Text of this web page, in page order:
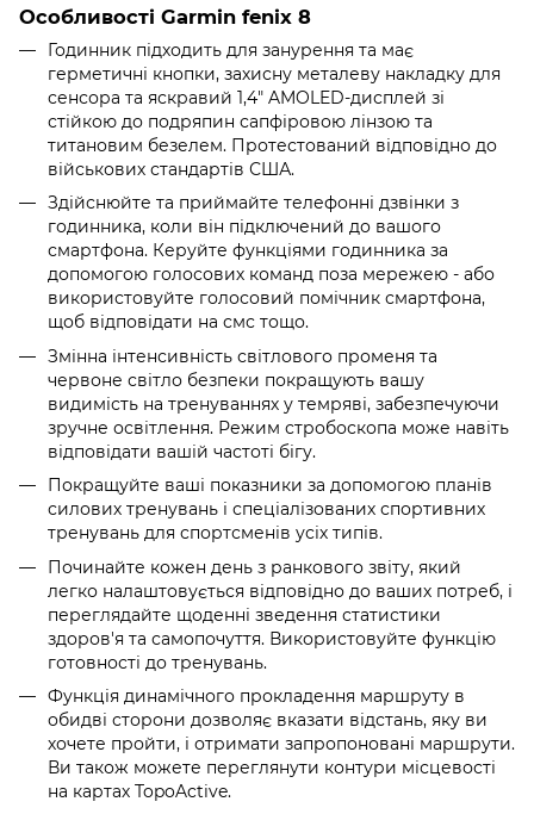
Особливості Garmin fenix 8
Годинник підходить для занурення та має
герметичні кнопки, захисну металеву накладку для
сенсора та яскравий 1,4" AMOLED-дисплей зі
стійкою до подряпин сапфіровою лінзою та
титановим безелем. Протестований відповідно до
військових стандартів США.
Здійснюйте та приймайте телефонні дзвінки з
годинника, коли він підключений до вашого
смартфона. Керуйте функціями годинника за
допомогою голосових команд поза мережею - або
використовуйте голосовий помічник смартфона,
щоб відповідати на смс тощо.
Змінна інтенсивність світлового променя та
червоне світло безпеки покращують вашу
видимість на тренуваннях у темряві, забезпечуючи
зручне освітлення. Режим стробоскопа може навіть
відповідати вашій частоті бігу.
Покращуйте ваші показники за допомогою планів
силових тренувань і спеціалізованих спортивних
тренувань для спортсменів усіх типів.
Починайте кожен день з ранкового звіту, який
легко налаштовується відповідно до ваших потреб, і
переглядайте щоденні зведення статистики
здоров'я та самопочуття. Використовуйте функцію
готовності до тренувань.
Функція динамічного прокладення маршруту в
обидві сторони дозволяє вказати відстань, яку ви
хочете пройти, і отримати запропоновані маршрути.
Ви також можете переглянути контури місцевості
на картах TopoActive.